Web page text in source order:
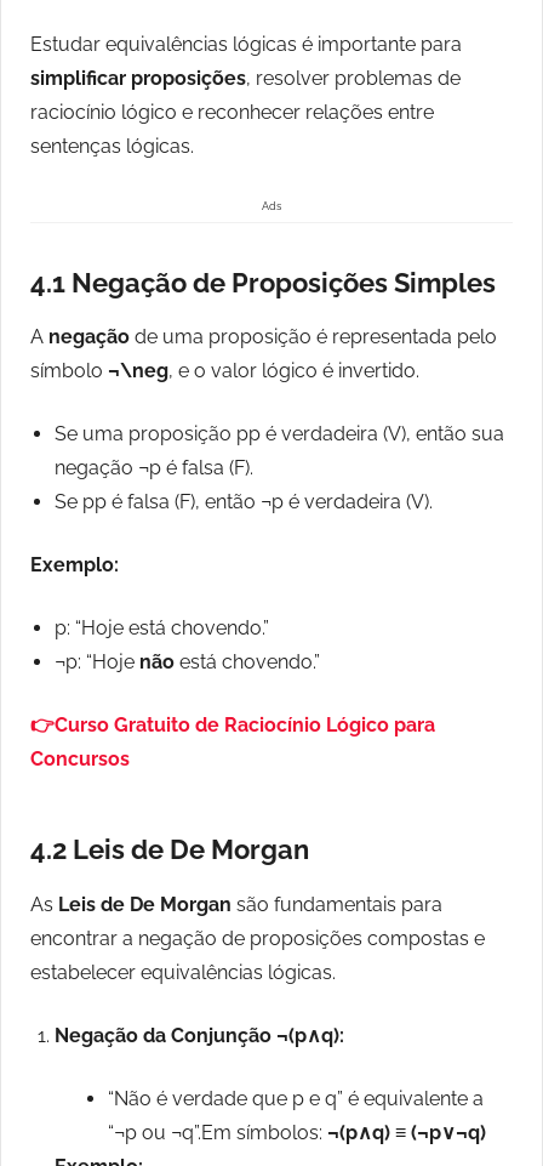
Estudar equivalências lógicas é importante para
simplificar proposições, resolver problemas de
raciocínio lógico e reconhecer relações entre
sentenças lógicas.
Ads
4.1 Negação de Proposições Simples
A negação de uma proposição é representada pelo
símbolo ¬\neg, e o valor lógico é invertido.
Se uma proposição pp é verdadeira (V), então sua
negação ¬p é falsa (F).
Se pp é falsa (F), então ¬p é verdadeira (V).
Exemplo:
p: “Hoje está chovendo.”
¬p: “Hoje não está chovendo.”
👉Curso Gratuito de Raciocínio Lógico para
Concursos
4.2 Leis de De Morgan
As Leis de De Morgan são fundamentais para
encontrar a negação de proposições compostas e
estabelecer equivalências lógicas.
Negação da Conjunção ¬(p∧q):
“Não é verdade que p e q” é equivalente a
“¬p ou ¬q”.Em símbolos: ¬(p∧q) ≡ (¬p∨¬q)